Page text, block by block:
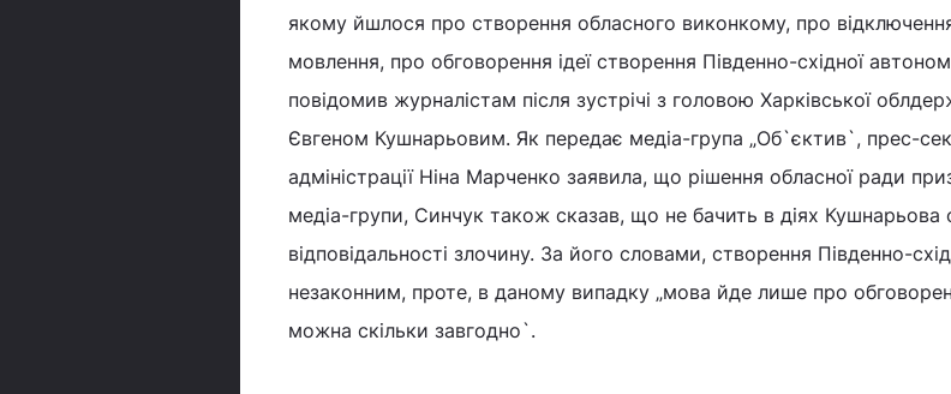
якому йшлося про створення обласного виконкому, про
мовлення, про обговорення ідеї створення Південно-східної
повідомив журналістам після зустрічі з головою Харківської
Євгеном Кушнарьовим. Як передає медіа-група „Об`єктив`, прес-
адміністрації Ніна Марченко заявила, що рішення обласної ради
медіа-групи, Синчук також сказав, що не бачить в діях Кушнарьова
відповідальності злочину. За його словами, створення Південно-
незаконним, проте, в даному випадку „мова йде лише про
можна скільки завгодно`.